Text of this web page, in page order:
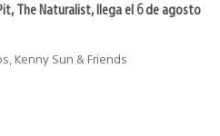
The Naturalist, llega el 6 de agosto
Kenny Sun & Friends